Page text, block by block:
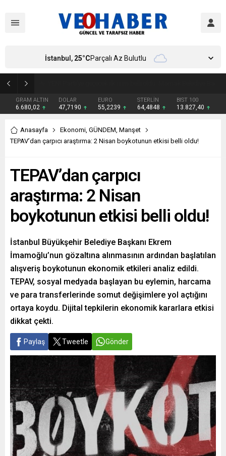
GRAM ALTIN
6.680,02
DOLAR
47,7190
EURO
55,2239
STERLİN
64,4848
BIST 100
13.827,40
İstanbul, 25°CParçalı Az Bulutlu
Anasayfa Ekonomi, GÜNDEM, Manşet
TEPAV’dan çarpıcı araştırma: 2 Nisan boykotunun etkisi belli oldu!
TEPAV’dan çarpıcı
araştırma: 2 Nisan
boykotunun etkisi belli oldu!
İstanbul Büyükşehir Belediye Başkanı Ekrem
İmamoğlu’nun gözaltına alınmasının ardından başlatılan
alışveriş boykotunun ekonomik etkileri analiz edildi.
TEPAV, sosyal medyada başlayan bu eylemin, harcama
ve para transferlerinde somut değişimlere yol açtığını
ortaya koydu. Dijital tepkilerin ekonomik kararlara etkisi
dikkat çekti.
Paylaş Tweetle Gönder